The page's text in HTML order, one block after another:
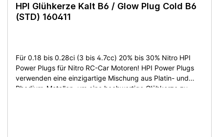
HPI Glühkerze Kalt B6 / Glow Plug Cold B6
(STD) 160411
Für 0.18 bis 0.28ci (3 bis 4.7cc) 20% bis 30% Nitro HPI
Power Plugs für Nitro RC-Car Motoren! HPI Power Plugs
verwenden eine einzigartige Mischung aus Platin- und
Rhodium-Metallen, um eine hochwertige Glühkerze zu